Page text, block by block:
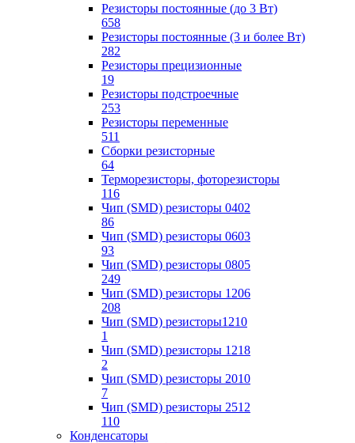
Резисторы постоянные (до 3 Вт)
658
Резисторы постоянные (3 и более Вт)
282
Резисторы прецизионные
19
Резисторы подстроечные
253
Резисторы переменные
511
Сборки резисторные
64
Терморезисторы, фоторезисторы
116
Чип (SMD) резисторы 0402
86
Чип (SMD) резисторы 0603
93
Чип (SMD) резисторы 0805
249
Чип (SMD) резисторы 1206
208
Чип (SMD) резисторы1210
1
Чип (SMD) резисторы 1218
2
Чип (SMD) резисторы 2010
7
Чип (SMD) резисторы 2512
110
Конденсаторы